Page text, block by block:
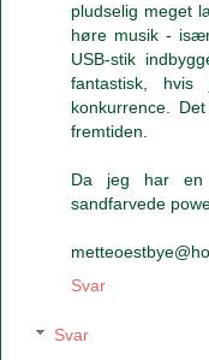
pludselig meget
høre musik -
USB-stik
fantastisk,
konkurrence.
fremtiden.
Da jeg har en
sandfarvede
Svar
Svar